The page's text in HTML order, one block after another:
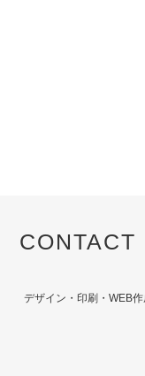
CONTACT
デザイン・印刷・WEB